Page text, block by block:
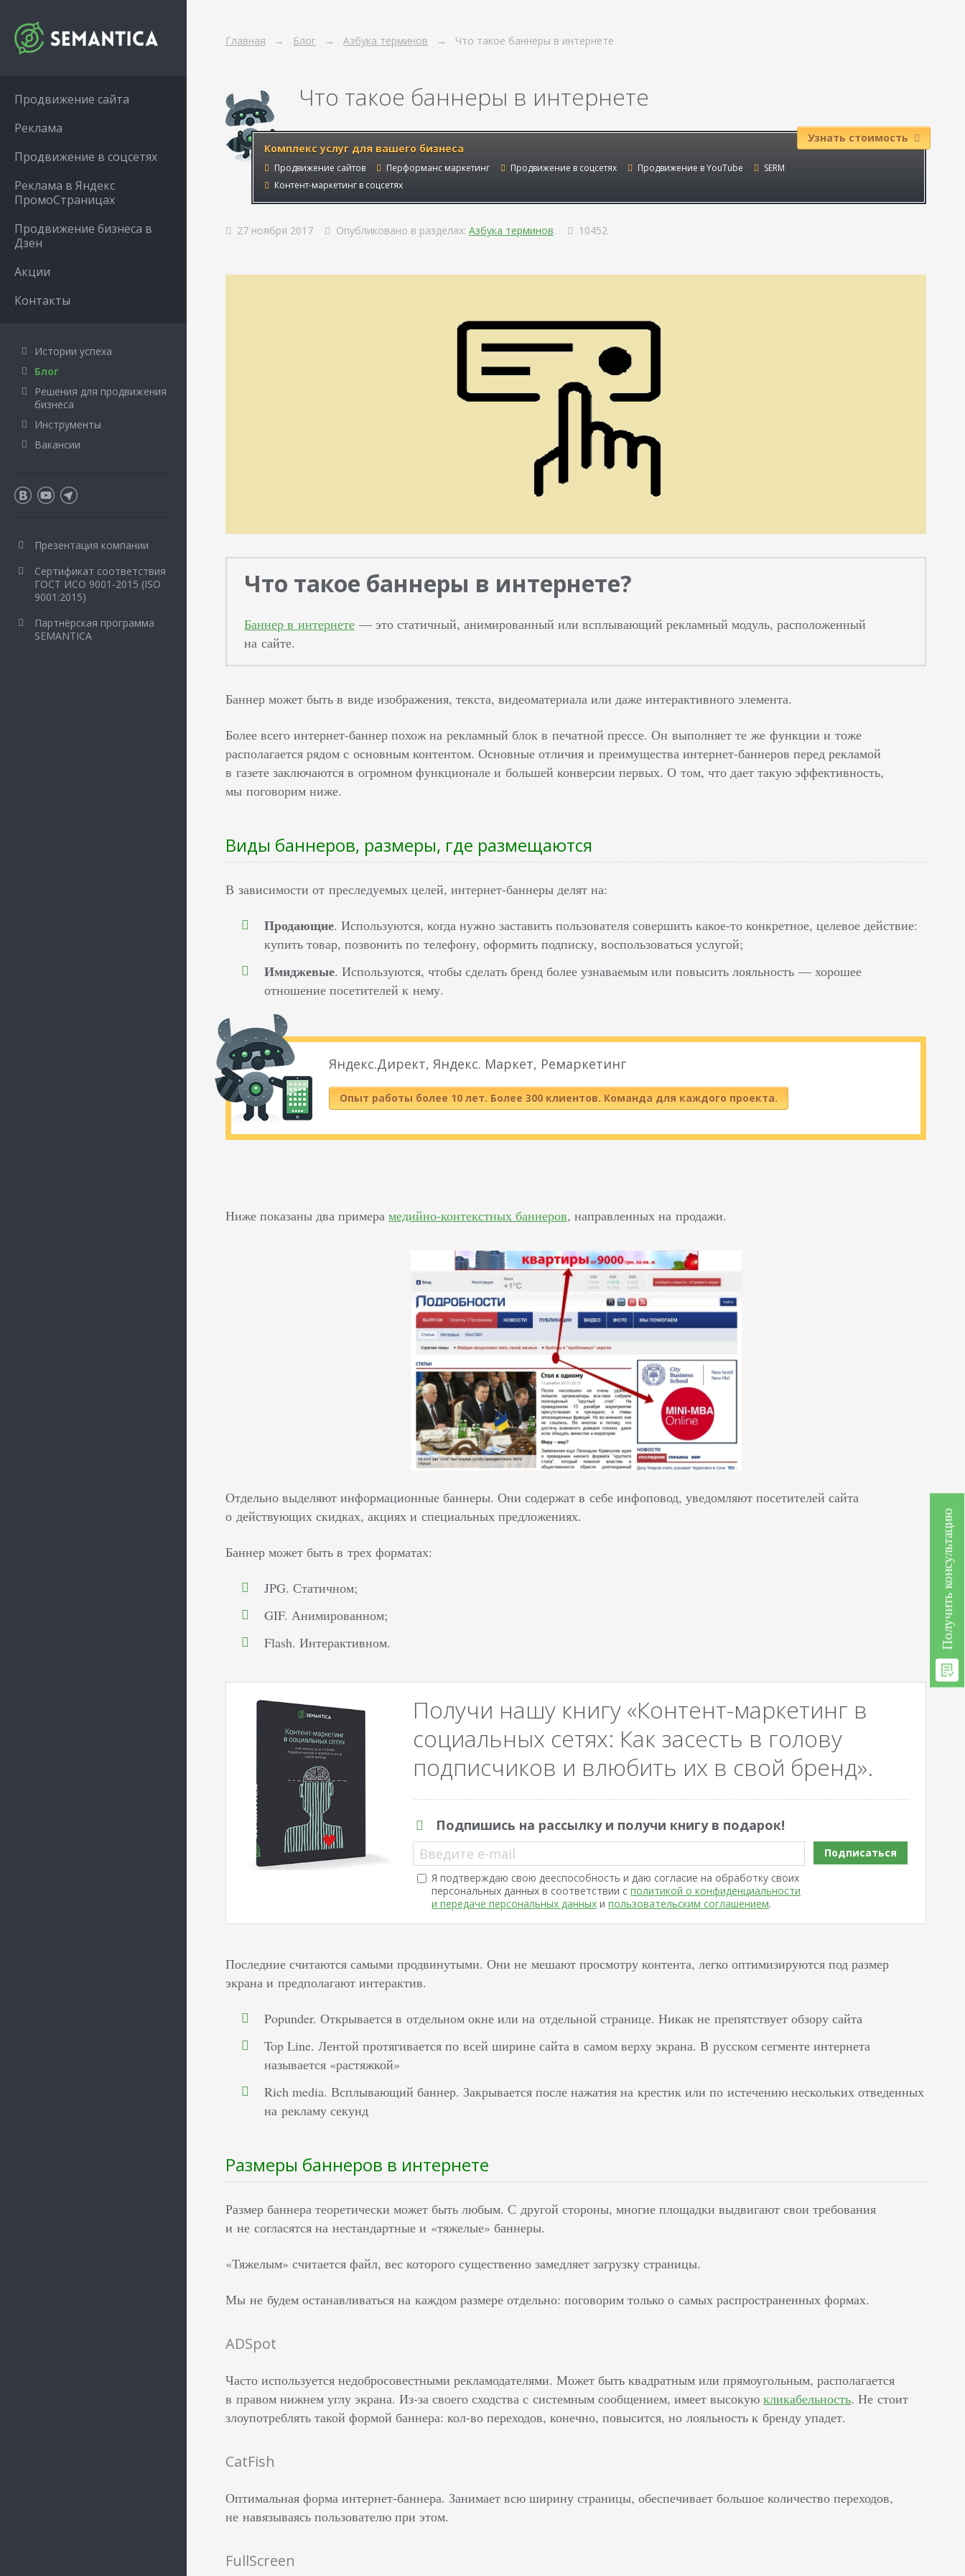
Главная Блог Азбука терминов Что такое баннеры в интернете
Что такое баннеры в интернете
Комплекс услуг для вашего бизнеса
Продвижение сайтов Перформанс маркетинг Продвижение в соцсетях Продвижение в YouTube
SERM
Контент-маркетинг в соцсетях
Узнать стоимость
27 ноября 2017 Опубликовано в разделах: Азбука терминов. 10452
Что такое баннеры в интернете?
Баннер в интернете — это статичный, анимированный или всплывающий рекламный модуль, расположенный
на сайте.
Баннер может быть в виде изображения, текста, видеоматериала или даже интерактивного элемента.
Более всего интернет-баннер похож на рекламный блок в печатной прессе. Он выполняет те же функции и тоже
располагается рядом с основным контентом. Основные отличия и преимущества интернет-баннеров перед рекламой
в газете заключаются в огромном функционале и большей конверсии первых. О том, что дает такую эффективность,
мы поговорим ниже.
Виды баннеров, размеры, где размещаются
В зависимости от преследуемых целей, интернет-баннеры делят на:
Продающие. Используются, когда нужно заставить пользователя совершить какое-то конкретное, целевое действие:
купить товар, позвонить по телефону, оформить подписку, воспользоваться услугой;
Имиджевые. Используются, чтобы сделать бренд более узнаваемым или повысить лояльность — хорошее
отношение посетителей к нему.
Яндекс.Директ, Яндекс. Маркет, Ремаркетинг
Опыт работы более 10 лет. Более 300 клиентов. Команда для каждого проекта.
Ниже показаны два примерамедийно-контекстных баннеров, направленных на продажи.
Отдельно выделяют информационные баннеры. Они содержат в себе инфоповод, уведомляют посетителей сайта
о действующих скидках, акциях и специальных предложениях.
Баннер может быть в трех форматах:
JPG. Статичном;
GIF. Анимированном;
Flash. Интерактивном.
Получи нашу книгу «Контент-маркетинг в
социальных сетях: Как засесть в голову
подписчиков и влюбить их в свой бренд».
Подпишись на рассылку и получи книгу в подарок!
Введите e-mail
Я подтверждаю свою дееспособность и даю согласие на обработку своих
персональных данных в соответствии сполитикой о конфиденциальности
и передаче персональных данных ипользовательским соглашением.
Подписаться
Последние считаются самыми продвинутыми. Они не мешают просмотру контента, легко оптимизируются под размер
экрана и предполагают интерактив.
Popunder. Открывается в отдельном окне или на отдельной странице. Никак не препятствует обзору сайта
Top Line. Лентой протягивается по всей ширине сайта в самом верху экрана. В русском сегменте интернета
называется «растяжкой»
Rich media. Всплывающий баннер. Закрывается после нажатия на крестик или по истечению нескольких отведенных
на рекламу секунд
Размеры баннеров в интернете
Размер баннера теоретически может быть любым. С другой стороны, многие площадки выдвигают свои требования
и не согласятся на нестандартные и «тяжелые» баннеры.
«Тяжелым» считается файл, вес которого существенно замедляет загрузку страницы.
Мы не будем останавливаться на каждом размере отдельно: поговорим только о самых распространенных формах.
ADSpot
Часто используется недобросовестными рекламодателями. Может быть квадратным или прямоугольным, располагается
в правом нижнем углу экрана. Из-за своего сходства с системным сообщением, имеет высокуюкликабельность. Не стоит
злоупотреблять такой формой баннера: кол-во переходов, конечно, повысится, но лояльность к бренду упадет.
CatFish
Оптимальная форма интернет-баннера. Занимает всю ширину страницы, обеспечивает большое количество переходов,
не навязываясь пользователю при этом.
FullScreen
Продвижение сайта
Реклама
Продвижение в соцсетях
Реклама в Яндекс
ПромоСтраницах
Продвижение бизнеса в
Дзен
Акции
Контакты
Истории успеха
Блог
Решения для продвижения
бизнеса
Инструменты
Вакансии
Презентация компании
Сертификат соответствия
ГОСТ ИСО 9001-2015 (ISO
9001:2015)
Партнёрская программа
SEMANTICA
Получить консультацию